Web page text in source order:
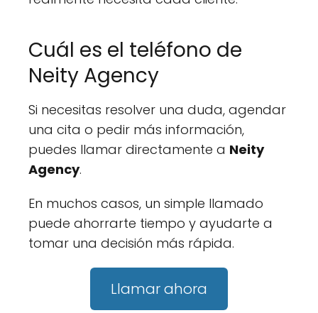
Cuál es el teléfono de
Neity Agency
Si necesitas resolver una duda, agendar
una cita o pedir más información,
puedes llamar directamente a Neity
Agency.
En muchos casos, un simple llamado
puede ahorrarte tiempo y ayudarte a
tomar una decisión más rápida.
Llamar ahora